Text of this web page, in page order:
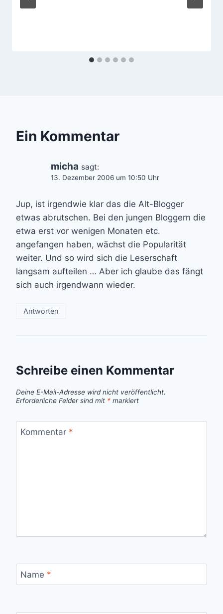
Ein Kommentar
micha sagt:
13. Dezember 2006 um 10:50 Uhr
Jup, ist irgendwie klar das die Alt-Blogger
etwas abrutschen. Bei den jungen Bloggern die
etwa erst vor wenigen Monaten etc.
angefangen haben, wächst die Popularität
weiter. Und so wird sich die Leserschaft
langsam aufteilen … Aber ich glaube das fängt
sich auch irgendwann wieder.
Antworten
Schreibe einen Kommentar
Deine E-Mail-Adresse wird nicht veröffentlicht.
Erforderliche Felder sind mit * markiert
Kommentar *
Name *